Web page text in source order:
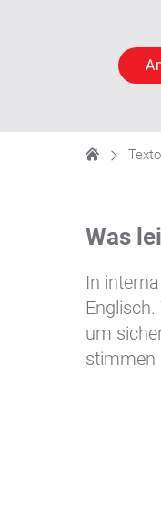
Was
In
um
stimmen